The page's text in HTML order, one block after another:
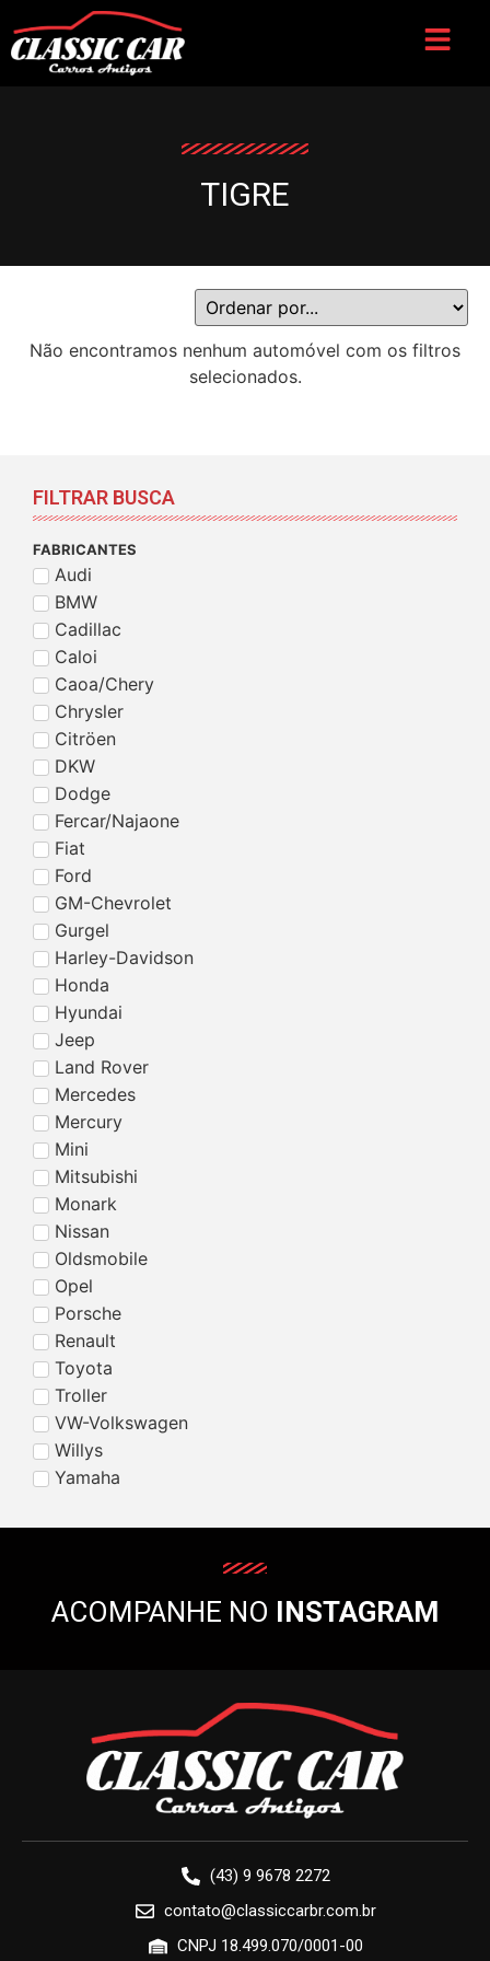
TIGRE
FILTRAR BUSCA
FABRICANTES
Audi
BMW
Cadillac
Caloi
Caoa/Chery
Chrysler
Citröen
DKW
Dodge
Fercar/Najaone
Fiat
Ford
GM-Chevrolet
Gurgel
Harley-Davidson
Honda
Hyundai
Jeep
Land Rover
Mercedes
Mercury
Mini
Mitsubishi
Monark
Nissan
Oldsmobile
Opel
Porsche
Renault
Toyota
Troller
VW-Volkswagen
Willys
Yamaha
Não encontramos nenhum automóvel com os filtros
selecionados.
ACOMPANHE NO INSTAGRAM
(43) 9 9678 2272
contato@classiccarbr.com.br
CNPJ 18.499.070/0001-00